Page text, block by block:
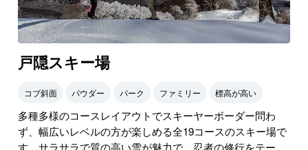
戸隠スキー場
コブ斜面 パウダー パーク ファミリー 標高が高い
多種多様のコースレイアウトでスキーヤーボーダー問わ
ず、幅広いレベルの方が楽しめる全19コースのスキー場で